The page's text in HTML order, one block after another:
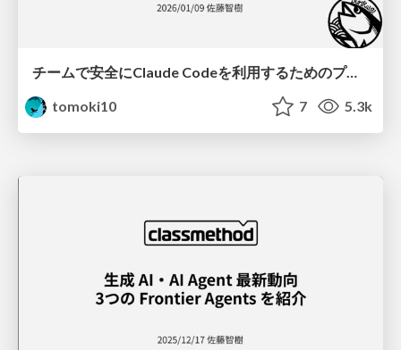
チームで安全にClaude Codeを利用するためのプラクティス / team-claude-code-practices
tomoki10
7 5.3k